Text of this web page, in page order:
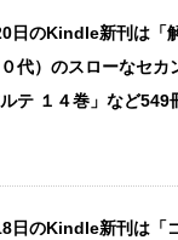
日のKindle新刊は「
０代）のスローなセカ
ルテ １４巻」など549
日のKindle新刊は「